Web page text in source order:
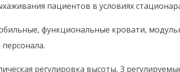
пациентов в условиях
функциональные кровати,
регулировка высоты, 3